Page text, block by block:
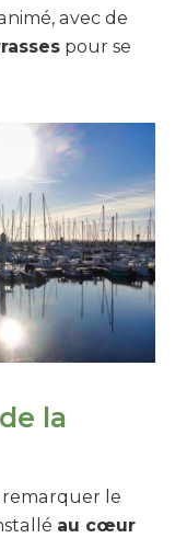
avec de
pour se
la
remarquer le
au cœur